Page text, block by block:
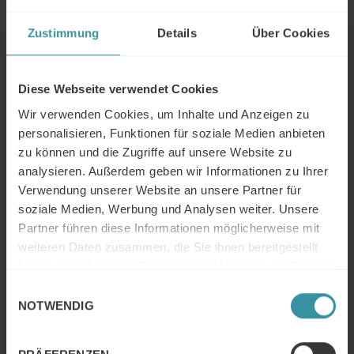
Zustimmung Details Über Cookies
Diese Webseite verwendet Cookies
Wir verwenden Cookies, um Inhalte und Anzeigen zu
personalisieren, Funktionen für soziale Medien anbieten
zu können und die Zugriffe auf unsere Website zu
analysieren. Außerdem geben wir Informationen zu Ihrer
Verwendung unserer Website an unsere Partner für
soziale Medien, Werbung und Analysen weiter. Unsere
Partner führen diese Informationen möglicherweise mit
weiteren Daten zusammen, die Sie ihnen bereitgestellt
NOTWENDIG
ABONNIEREN SIE DEN PODCAST HIER FÜR IHRE
ANDROID GERÄTE
ABONNIEREN SIE DEN PODCAST HIER AUF SPOTIFY
Sie wollen die Diskussion zu Social Selling vertiefen oder
David Kirchmann:
matthias.huckemann@mercuri.net